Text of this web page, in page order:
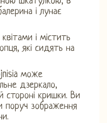
і лунає
і містить
які сидять на
може
дзеркало,
стороні кришки. Ви
поруч зображення